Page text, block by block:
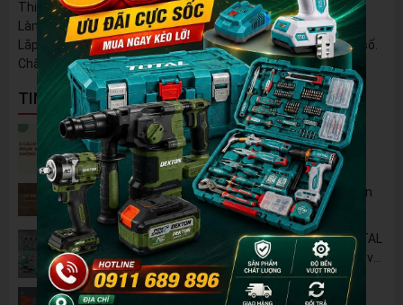
Thiết kế riêng cho biển số dài Việt Nam
Làm bằng nhựa PP cao cấp
Lắp ráp cực kỳ dễ dàng và đơn giản, không phải cắt gọt biển số.
Chất lượng hoàn thiện cao cấp và hiện đại.
TIN NỔI BẬT
5 Cách Tận Dụng Máy Phun Xịt Áp Lực Cao
Không Chỉ Để Rửa Xe
Tủ Dụng Cụ CSPS: Giải Pháp Sắp Xếp Chuyên
Nghiệp Cho Mọi Xưởng Cơ Khí
🔋 Đột Phá Công Nghệ: Pin Lithium 42V TOTAL
B42M – Giải Pháp Thay Thế Máy Dùng Điện và
Nhiên Liệu
Pin 2Ah Chân Phổ Thông Dekton M21-